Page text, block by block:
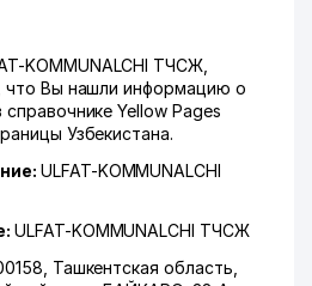
KOMMUNALCHI ТЧСЖ,
что Вы нашли информацию о
Yellow Pages
Узбекистана.
ULFAT-KOMMUNALCHI
ULFAT-KOMMUNALCHI ТЧСЖ
Ташкентская область